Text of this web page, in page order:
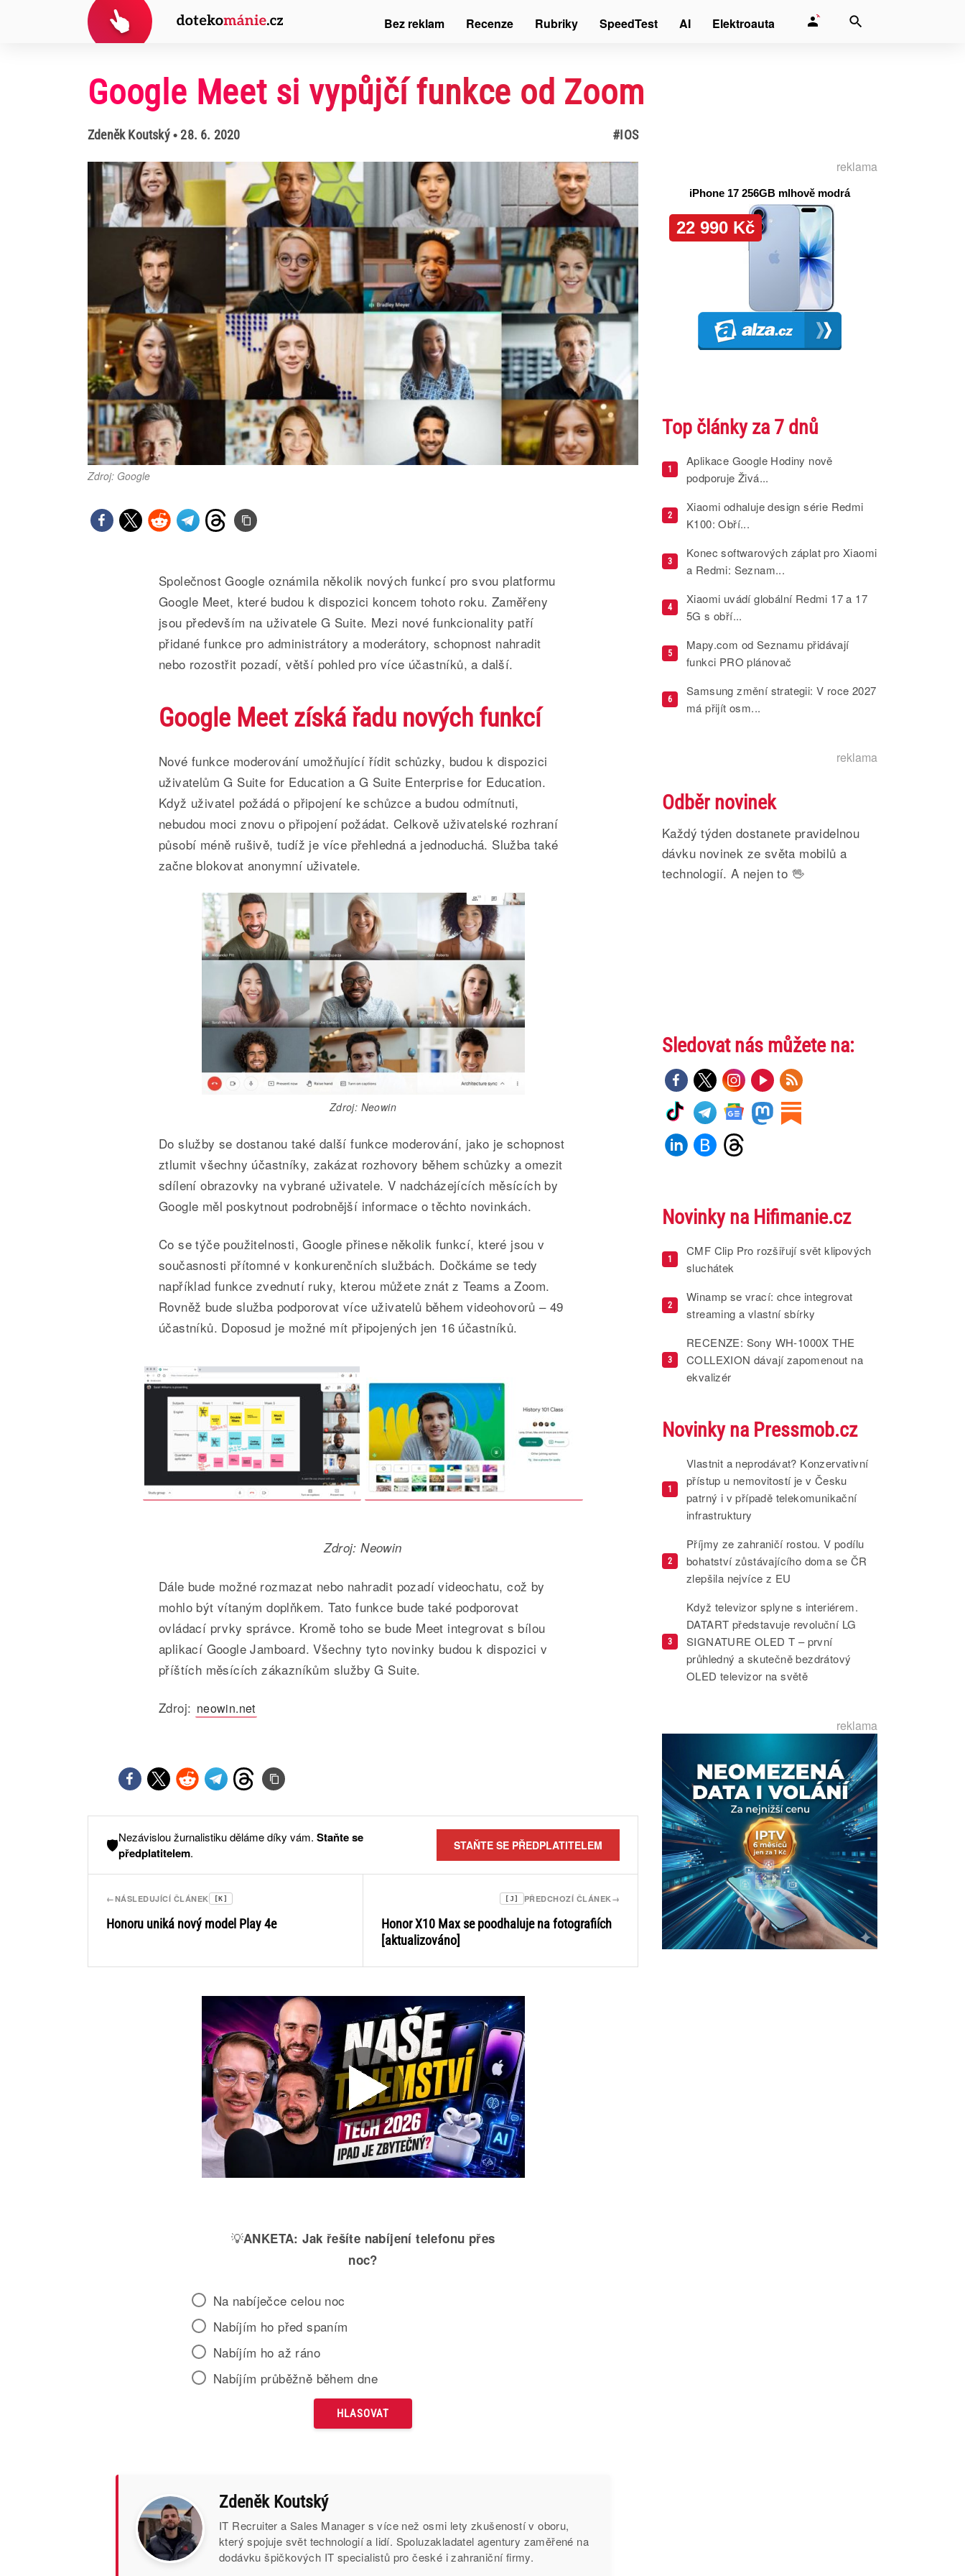
Google Meet si vypůjčí funkce od Zoom
Zdeněk Koutský• 28. 6. 2020 #IOS
Zdroj: Google
Společnost Google oznámila několik nových funkcí pro svou platformu
Google Meet, které budou k dispozici koncem tohoto roku. Zaměřeny
jsou především na uživatele G Suite. Mezi nové funkcionality patří
přidané funkce pro administrátory a moderátory, schopnost nahradit
nebo rozostřit pozadí, větší pohled pro více účastníků, a další.
Google Meet získá řadu nových funkcí
Nové funkce moderování umožňující řídit schůzky, budou k dispozici
uživatelům G Suite for Education a G Suite Enterprise for Education.
Když uživatel požádá o připojení ke schůzce a budou odmítnuti,
nebudou moci znovu o připojení požádat. Celkově uživatelské rozhraní
působí méně rušivě, tudíž je více přehledná a jednoduchá. Služba také
začne blokovat anonymní uživatele.
Zdroj: Neowin
Do služby se dostanou také další funkce moderování, jako je schopnost
ztlumit všechny účastníky, zakázat rozhovory během schůzky a omezit
sdílení obrazovky na vybrané uživatele. V nadcházejících měsících by
Google měl poskytnout podrobnější informace o těchto novinkách.
Co se týče použitelnosti, Google přinese několik funkcí, které jsou v
současnosti přítomné v konkurenčních službách. Dočkáme se tedy
například funkce zvednutí ruky, kterou můžete znát z Teams a Zoom.
Rovněž bude služba podporovat více uživatelů během videohovorů – 49
účastníků. Doposud je možné mít připojených jen 16 účastníků.
Zdroj: Neowin
Dále bude možné rozmazat nebo nahradit pozadí videochatu, což by
mohlo být vítaným doplňkem. Tato funkce bude také podporovat
ovládací prvky správce. Kromě toho se bude Meet integrovat s bílou
aplikací Google Jamboard. Všechny tyto novinky budou k dispozici v
příštích měsících zákazníkům služby G Suite.
Zdroj: neowin.net
🛡️Nezávislou žurnalistiku děláme díky vám. Staňte se
předplatitelem. STAŇTE SE PŘEDPLATITELEM
←NÁSLEDUJÍCÍ ČLÁNEK [K]
Honoru uniká nový model Play 4e
→
PŘEDCHOZÍ ČLÁNEK
[J]
Honor X10 Max se poodhaluje na fotografiích
[aktualizováno]
💡ANKETA: Jak řešíte nabíjení telefonu přes
noc?
Na nabíječce celou noc
Nabíjím ho před spaním
Nabíjím ho až ráno
Nabíjím průběžně během dne
Zdeněk Koutský
IT Recruiter a Sales Manager s více než osmi lety zkušeností v oboru,
který spojuje svět technologií a lidí. Spoluzakladatel agentury zaměřené na
dodávku špičkových IT specialistů pro české i zahraniční firmy.
reklama
Top články za 7 dnů
1
Aplikace Google Hodiny nově
podporuje Živá...
2
Xiaomi odhaluje design série Redmi
K100: Obří...
3
Konec softwarových záplat pro Xiaomi
a Redmi: Seznam...
4
Xiaomi uvádí globální Redmi 17 a 17
5G s obří...
5
Mapy.com od Seznamu přidávají
funkci PRO plánovač
6
Samsung změní strategii: V roce 2027
má přijít osm...
reklama
Odběr novinek
Každý týden dostanete pravidelnou
dávku novinek ze světa mobilů a
technologií. A nejen to 🖖
Sledovat nás můžete na:
Novinky na Hifimanie.cz
1
CMF Clip Pro rozšiřují svět klipových
sluchátek
2
Winamp se vrací: chce integrovat
streaming a vlastní sbírky
3
RECENZE: Sony WH-1000X THE
COLLEXION dávají zapomenout na
ekvalizér
Novinky na Pressmob.cz
1
Vlastnit a neprodávat? Konzervativní
přístup u nemovitostí je v Česku
patrný i v případě telekomunikační
infrastruktury
2
Příjmy ze zahraničí rostou. V podílu
bohatství zůstávajícího doma se ČR
zlepšila nejvíce z EU
3
Když televizor splyne s interiérem.
DATART představuje revoluční LG
SIGNATURE OLED T – první
průhledný a skutečně bezdrátový
OLED televizor na světě
reklama
Bez reklam Recenze Rubriky SpeedTest AI Elektroauta